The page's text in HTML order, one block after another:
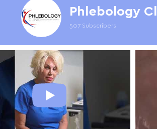
Phlebology
507 Subscribers